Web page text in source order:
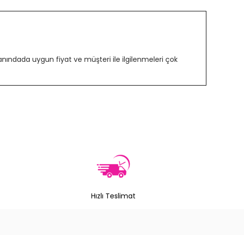
uygun fiyat ve müşteri ile ilgilenmeleri çok
Hızlı Teslimat